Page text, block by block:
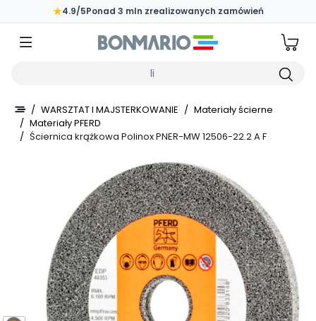
Przejdź do głównej zawartości strony
★4.9/5Ponad 3 mln zrealizowanych zamówień
/ WARSZTAT I MAJSTERKOWANIE / Materiały ścierne
/ Materiały PFERD
/ Ściernica krążkowa Polinox PNER-MW 12506-22.2 A F